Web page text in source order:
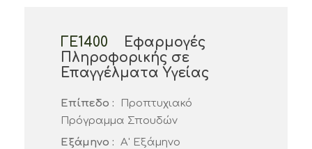
ΓΕ1400
Εφαρμογές
Πληροφορικής σε
Επαγγέλματα Υγείας
Επίπεδο :
Προπτυχιακό
Πρόγραμμα Σπουδών
Εξάμηνο : Α' Εξάμηνο